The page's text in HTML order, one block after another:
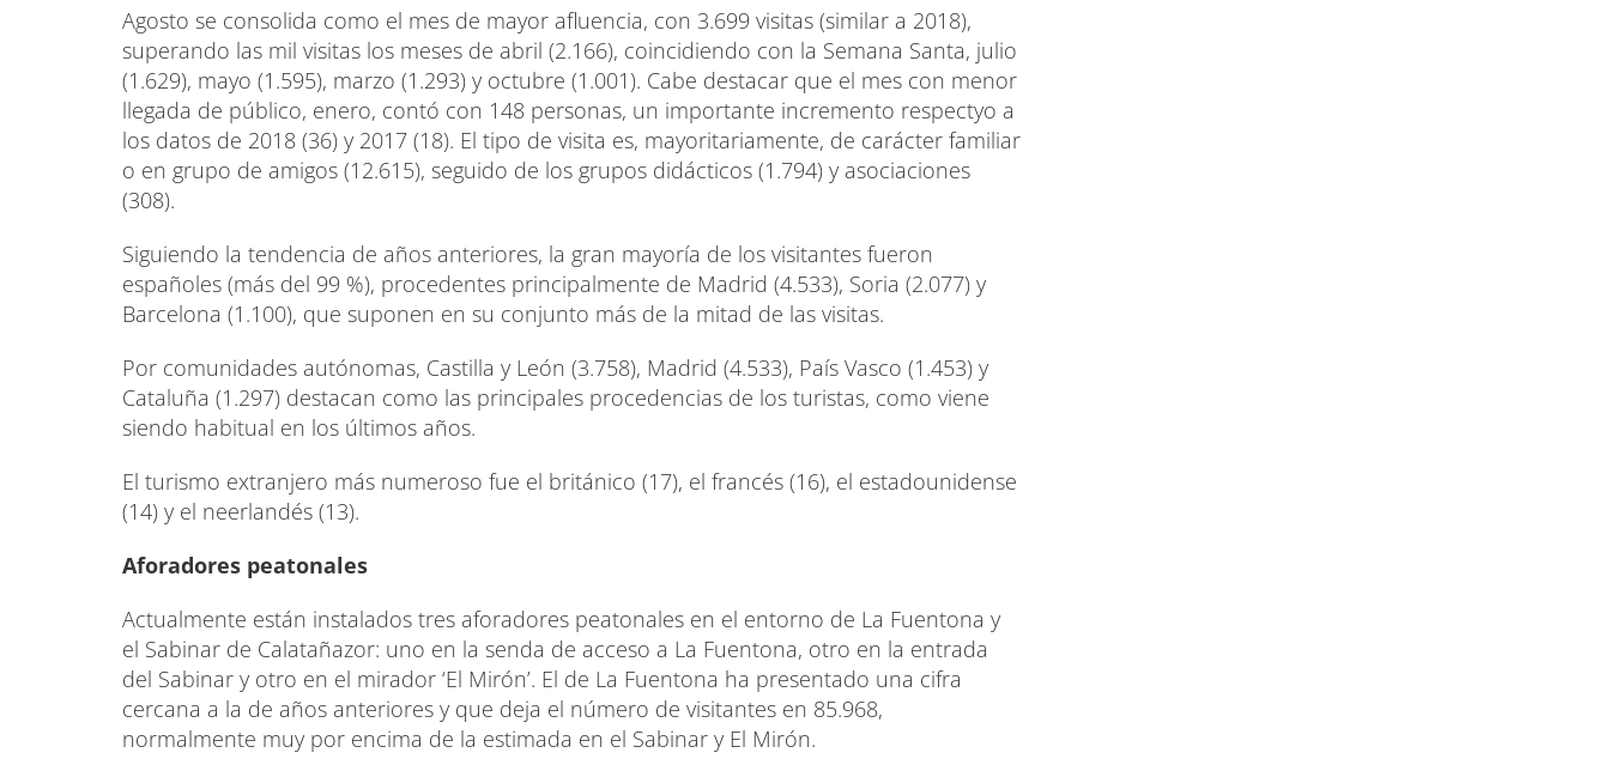
Agosto se consolida como el mes de mayor afluencia, con 3.699 visitas (similar a 2018),
superando las mil visitas los meses de abril (2.166), coincidiendo con la Semana Santa, julio
(1.629), mayo (1.595), marzo (1.293) y octubre (1.001). Cabe destacar que el mes con menor
llegada de público, enero, contó con 148 personas, un importante incremento respectyo a
los datos de 2018 (36) y 2017 (18). El tipo de visita es, mayoritariamente, de carácter familiar
o en grupo de amigos (12.615), seguido de los grupos didácticos (1.794) y asociaciones
(308).
Siguiendo la tendencia de años anteriores, la gran mayoría de los visitantes fueron
españoles (más del 99 %), procedentes principalmente de Madrid (4.533), Soria (2.077) y
Barcelona (1.100), que suponen en su conjunto más de la mitad de las visitas.
Por comunidades autónomas, Castilla y León (3.758), Madrid (4.533), País Vasco (1.453) y
Cataluña (1.297) destacan como las principales procedencias de los turistas, como viene
siendo habitual en los últimos años.
El turismo extranjero más numeroso fue el británico (17), el francés (16), el estadounidense
(14) y el neerlandés (13).
Aforadores peatonales
Actualmente están instalados tres aforadores peatonales en el entorno de La Fuentona y
el Sabinar de Calatañazor: uno en la senda de acceso a La Fuentona, otro en la entrada
del Sabinar y otro en el mirador ‘El Mirón’. El de La Fuentona ha presentado una cifra
cercana a la de años anteriores y que deja el número de visitantes en 85.968,
normalmente muy por encima de la estimada en el Sabinar y El Mirón.